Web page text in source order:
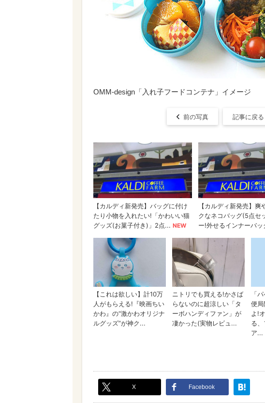
OMM-design「入れ子フードコンテナ」イメージ
前の写真 記事に戻る
X Facebook